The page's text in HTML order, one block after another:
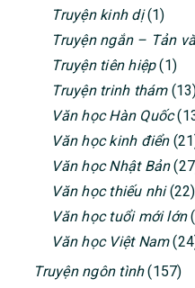
Truyện kinh dị(1)
Truyện ngắn – Tản
Truyện tiên hiệp(1)
Truyện trinh thám
Văn học Hàn Quốc
Văn học kinh điển
Văn học Nhật Bản
Văn học thiếu nhi(22)
Văn học tuổi mới lớn
Văn học Việt Nam
Truyện ngôn tình(157)